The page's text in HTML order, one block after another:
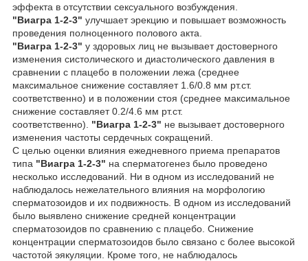
эффекта в отсутствии сексуального возбуждения.
"Виагра 1-2-3" улучшает эрекцию и повышает возможность
проведения полноценного полового акта.
"Виагра 1-2-3" у здоровых лиц не вызывает достоверного
изменения систолического и диастолического давления в
сравнении с плацебо в положении лежа (среднее
максимальное снижение составляет 1.6/0.8 мм рт.ст.
соответственно) и в положении стоя (среднее максимальное
снижение составляет 0.2/4.6 мм рт.ст.
соответственно). "Виагра 1-2-3" не вызывает достоверного
изменения частоты сердечных сокращений.
С целью оценки влияния ежедневного приема препаратов
типа "Виагра 1-2-3" на сперматогенез было проведено
несколько исследований. Ни в одном из исследований не
наблюдалось нежелательного влияния на морфологию
сперматозоидов и их подвижность. В одном из исследований
было выявлено снижение средней концентрации
сперматозоидов по сравнению с плацебо. Снижение
концентрации сперматозоидов было связано с более высокой
частотой эякуляции. Кроме того, не наблюдалось